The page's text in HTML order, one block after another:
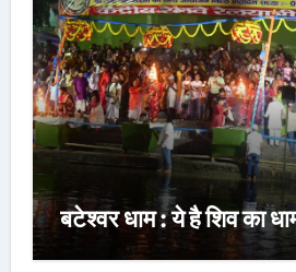
बटेश्वर धाम : ये है शिव का